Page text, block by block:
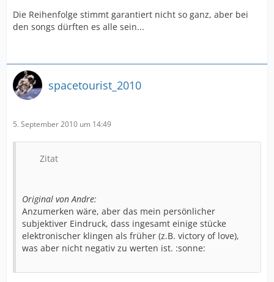
Die Reihenfolge stimmt garantiert nicht so ganz, aber bei
den songs dürften es alle sein...
spacetourist_2010
5. September 2010 um 14:49
Zitat
Original von Andre:
Anzumerken wäre, aber das mein persönlicher
subjektiver Eindruck, dass ingesamt einige stücke
elektronischer klingen als früher (z.B. victory of love),
was aber nicht negativ zu werten ist. :sonne: